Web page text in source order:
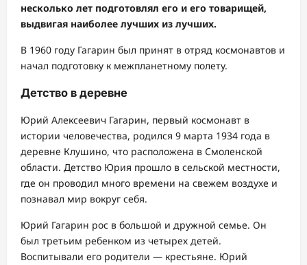
несколько лет подготовлял его и его товарищей,
выдвигая наиболее лучших из лучших.
В 1960 году Гагарин был принят в отряд космонавтов и
начал подготовку к межпланетному полету.
Детство в деревне
Юрий Алексеевич Гагарин, первый космонавт в
истории человечества, родился 9 марта 1934 года в
деревне Клушино, что расположена в Смоленской
области. Детство Юрия прошло в сельской местности,
где он проводил много времени на свежем воздухе и
познавал мир вокруг себя.
Юрий Гагарин рос в большой и дружной семье. Он
был третьим ребенком из четырех детей.
Воспитывали его родители — крестьяне. Юрий